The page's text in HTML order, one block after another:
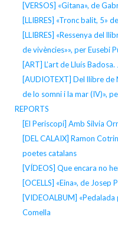
[VERSOS] «Gitana», de
[LLIBRES] «Tronc balit, 5»
[LLIBRES] «Ressenya del
de vivències»», per Eusebi
[ART] L’art de Lluís
[AUDIOTEXT] Del llibre de
de lo somni i la mar (IV)»,
REPORTS
[El Periscopi] Amb Silvia
[DEL CALAIX] Ramon
poetes catalans
[VÍDEOS] Que encara no
[OCELLS] «Eina», de Josep
[VIDEOALBUM]
Comella